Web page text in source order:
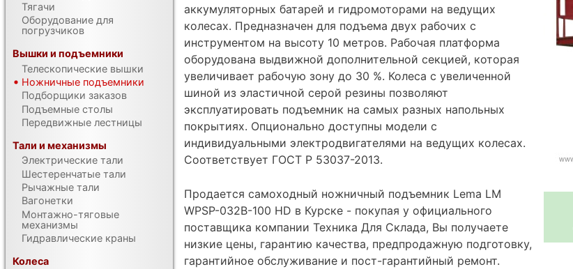
аккумуляторных батарей и гидромоторами на ведущих
колесах. Предназначен для подъема двух рабочих с
инструментом на высоту 10 метров. Рабочая платформа
оборудована выдвижной дополнительной секцией, которая
увеличивает рабочую зону до 30 %. Колеса с увеличенной
шиной из эластичной серой резины позволяют
эксплуатировать подъемник на самых разных напольных
покрытиях. Опционально доступны модели с
индивидуальными электродвигателями на ведущих колесах.
Соответствует ГОСТ Р 53037-2013.
Продается самоходный ножничный подъемник Lema LM
WPSP-032B-100 HD в Курске - покупая у официального
поставщика компании Техника Для Склада, Вы получаете
низкие цены, гарантию качества, предпродажную подготовку,
гарантийное обслуживание и пост-гарантийный ремонт.
Тягачи
Оборудование для
погрузчиков
Вышки и подъемники
Телескопические вышки
Ножничные подъемники
Подборщики заказов
Подъемные столы
Передвижные лестницы
Тали и механизмы
Электрические тали
Шестеренчатые тали
Рычажные тали
Вагонетки
Монтажно-тяговые
механизмы
Гидравлические краны
Колеса